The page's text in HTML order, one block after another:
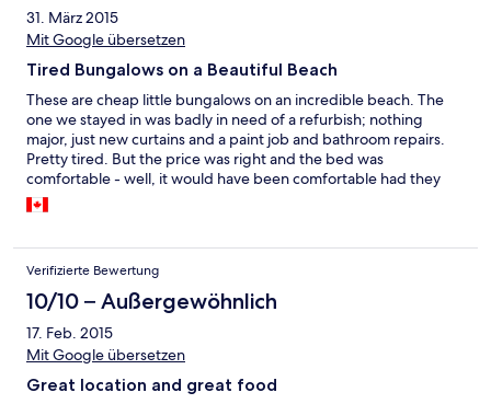
31. März 2015
Mit Google übersetzen
Tired Bungalows on a Beautiful Beach
These are cheap little bungalows on an incredible beach. The
one we stayed in was badly in need of a refurbish; nothing
major, just new curtains and a paint job and bathroom repairs.
Pretty tired. But the price was right and the bed was
comfortable - well, it would have been comfortable had they
provided more than one tiny sheet that couldn't even cover two
people with small improvements, these could still be nice little
Verifizierte Bewertung
10/10 – Außergewöhnlich
17. Feb. 2015
Mit Google übersetzen
Great location and great food